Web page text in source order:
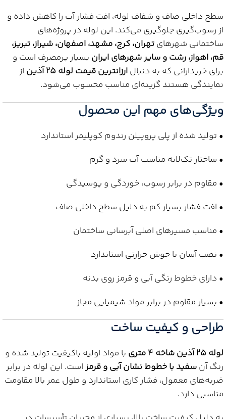
سطح داخلی صاف و شفاف لوله، افت فشار آب را کاهش داده و
از رسوب‌گیری جلوگیری می‌کند. این لوله در پروژه‌های
ساختمانی شهرهایتهران، کرج، مشهد، اصفهان، شیراز، تبریز،
قم، اهواز، رشت و سایر شهرهای ایران بسیار پرمصرف است و
برای خریدارانی که به دنبالارزانترین قیمت لوله 25 آذین
از
نمایندگی هستند گزینه‌ای مناسب محسوب می‌شود.
ویژگی‌های مهم این محصول
• تولید شده از پلی پروپیلن رندوم کوپلیمر استاندارد
• ساختار تک‌لایه مناسب آب سرد و گرم
• مقاوم در برابر رسوب، خوردگی و پوسیدگی
• افت فشار بسیار کم به دلیل سطح داخلی صاف
• مناسب مسیرهای اصلی آبرسانی ساختمان
• نصب آسان با جوش حرارتی استاندارد
• دارای خطوط رنگی آبی و قرمز روی بدنه
• بسیار مقاوم در برابر مواد شیمیایی مجاز
طراحی و کیفیت ساخت
لوله 25 آذین شاخه 4 متری
با مواد اولیه باکیفیت تولید شده و
رنگ آنسفید با خطوط نشان آبی و قرمزاست. این لوله در برابر
ضربه‌های معمول، فشار کاری استاندارد و طول عمر بالا مقاومت
مناسبی دارد.